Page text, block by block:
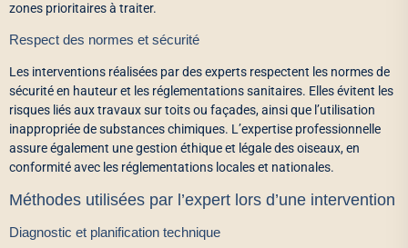
zones prioritaires à traiter.
Respect des normes et sécurité
Les interventions réalisées par des experts respectent les normes de
sécurité en hauteur et les réglementations sanitaires. Elles évitent les
risques liés aux travaux sur toits ou façades, ainsi que l’utilisation
inappropriée de substances chimiques. L’expertise professionnelle
assure également une gestion éthique et légale des oiseaux, en
conformité avec les réglementations locales et nationales.
Méthodes utilisées par l’expert lors d’une intervention
Diagnostic et planification technique